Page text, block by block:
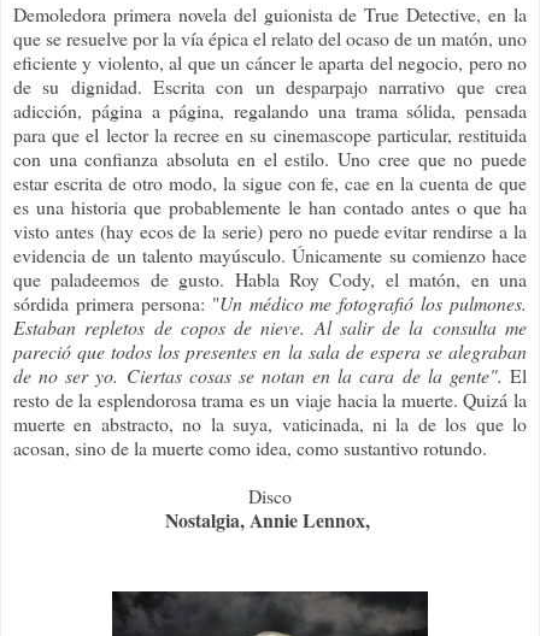
Demoledora primera novela del guionista de True Detective, en la
que se resuelve por la vía épica el relato del ocaso de un matón, uno
eficiente y violento, al que un cáncer le aparta del negocio, pero no
de su dignidad. Escrita con un desparpajo narrativo que crea
adicción, página a página, regalando una trama sólida, pensada
para que el lector la recree en su cinemascope particular, restituida
con una confianza absoluta en el estilo. Uno cree que no puede
estar escrita de otro modo, la sigue con fe, cae en la cuenta de que
es una historia que probablemente le han contado antes o que ha
visto antes (hay ecos de la serie) pero no puede evitar rendirse a la
evidencia de un talento mayúsculo. Únicamente su comienzo hace
que paladeemos de gusto. Habla Roy Cody, el matón, en una
sórdida primera persona: "Un médico me fotografió los pulmones.
Estaban repletos de copos de nieve. Al salir de la consulta me
pareció que todos los presentes en la sala de espera se alegraban
de no ser yo. Ciertas cosas se notan en la cara de la gente". El
resto de la esplendorosa trama es un viaje hacia la muerte. Quizá la
muerte en abstracto, no la suya, vaticinada, ni la de los que lo
acosan, sino de la muerte como idea, como sustantivo rotundo.
Disco
Nostalgia, Annie Lennox,